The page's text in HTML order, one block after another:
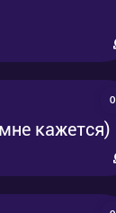
0
кажется)